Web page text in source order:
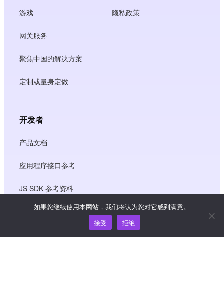
游戏
网关服务
聚焦中国的解决方案
定制或量身定做
隐私政策
开发者
产品文档
应用程序接口参考
JS SDK 参考资料
如果您继续使用本网站，我们将认为您对它感到满意。
接受
拒绝